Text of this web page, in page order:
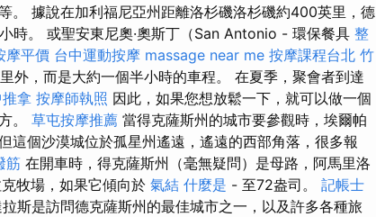
。 據說在加利福尼亞州距離洛杉磯洛杉磯約400英里，德
時。 或聖安東尼奧·奧斯丁（San Antonio - 環保餐具 整
摩平價 台中運動按摩 massage near me 按摩課程台北 竹
外，而是大約一個半小時的車程。 在夏季，聚會者到達
拿 按摩師執照 因此，如果您想放鬆一下，就可以做一個
。 草屯按摩推薦 當得克薩斯州的城市要參觀時，埃爾帕
這個沙漠城位於孤星州遙遠，遙遠的西部角落，很多報
筋 在開車時，得克薩斯州（毫無疑問）是母路，阿馬里洛
牧場，如果它傾向於 氣結 什麼是 - 至72盎司。 記帳士
斯是訪問德克薩斯州的最佳城市之一，以及許多各種旅